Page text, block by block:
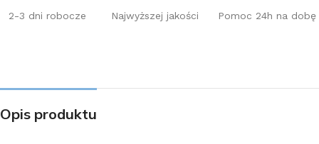
2-3 dni robocze Najwyższej jakości Pomoc 24h na dobę
Opis produktu